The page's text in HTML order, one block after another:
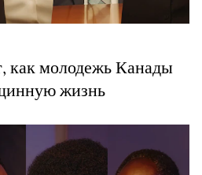
как молодежь Канады
жизнь